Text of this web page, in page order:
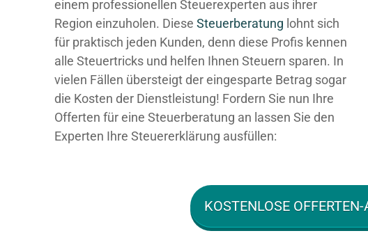
einem professionellen Steuerexperten aus ihrer
Region einzuholen. Diese Steuerberatung lohnt sich
für praktisch jeden Kunden, denn diese Profis kennen
alle Steuertricks und helfen Ihnen Steuern sparen. In
vielen Fällen übersteigt der eingesparte Betrag sogar
die Kosten der Dienstleistung! Fordern Sie nun Ihre
Offerten für eine Steuerberatung an lassen Sie den
Experten Ihre Steuererklärung ausfüllen:
KOSTENLOSE